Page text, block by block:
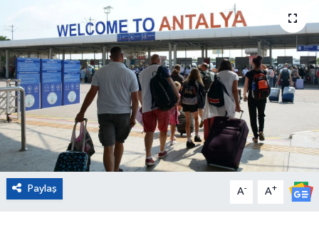
Paylaş A- A+
Eğitim
Sağlık
Magazin
Turizm
Çevre